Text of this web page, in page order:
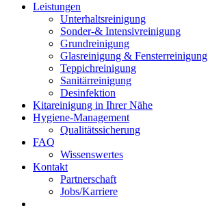
Leistungen
Unterhaltsreinigung
Sonder-& Intensivreinigung
Grundreinigung
Glasreinigung & Fensterreinigung
Teppichreinigung
Sanitärreinigung
Desinfektion
Kitareinigung in Ihrer Nähe
Hygiene-Management
Qualitätssicherung
FAQ
Wissenswertes
Kontakt
Partnerschaft
Jobs/Karriere